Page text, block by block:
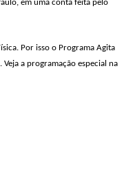
em uma conta feita pelo
Por isso o Programa Agita
a programação especial na